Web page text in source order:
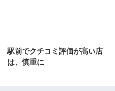
駅前でクチコミ評価が高い店
は、慎重に